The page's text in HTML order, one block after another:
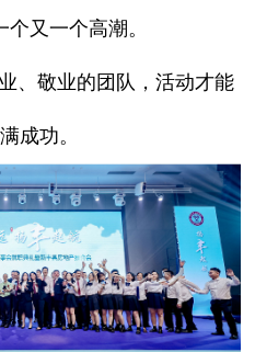
又一个高潮。
、敬业的团队，活动才能
成功。